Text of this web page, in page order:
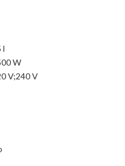
l
W
V;240 V